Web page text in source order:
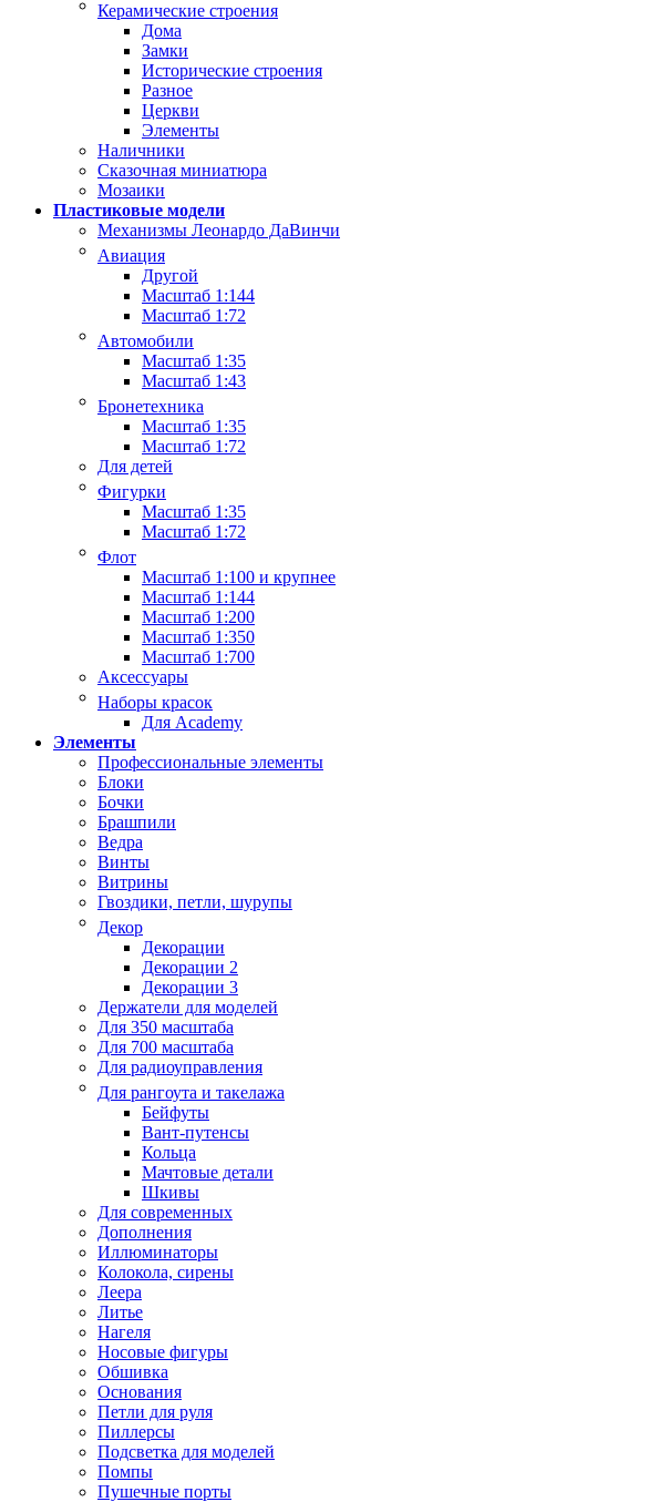
Керамические строения
Дома
Замки
Исторические строения
Разное
Церкви
Элементы
Наличники
Сказочная миниатюра
Мозаики
Пластиковые модели
Механизмы Леонардо ДаВинчи
Авиация
Другой
Масштаб 1:144
Масштаб 1:72
Автомобили
Масштаб 1:35
Масштаб 1:43
Бронетехника
Масштаб 1:35
Масштаб 1:72
Для детей
Фигурки
Масштаб 1:35
Масштаб 1:72
Флот
Масштаб 1:100 и крупнее
Масштаб 1:144
Масштаб 1:200
Масштаб 1:350
Масштаб 1:700
Аксессуары
Наборы красок
Для Academy
Элементы
Профессиональные элементы
Блоки
Бочки
Брашпили
Ведра
Винты
Витрины
Гвоздики, петли, шурупы
Декор
Декорации
Декорации 2
Декорации 3
Держатели для моделей
Для 350 масштаба
Для 700 масштаба
Для радиоуправления
Для рангоута и такелажа
Бейфуты
Вант-путенсы
Кольца
Мачтовые детали
Шкивы
Для современных
Дополнения
Иллюминаторы
Колокола, сирены
Леера
Литье
Нагеля
Носовые фигуры
Обшивка
Основания
Петли для руля
Пиллерсы
Подсветка для моделей
Помпы
Пушечные порты